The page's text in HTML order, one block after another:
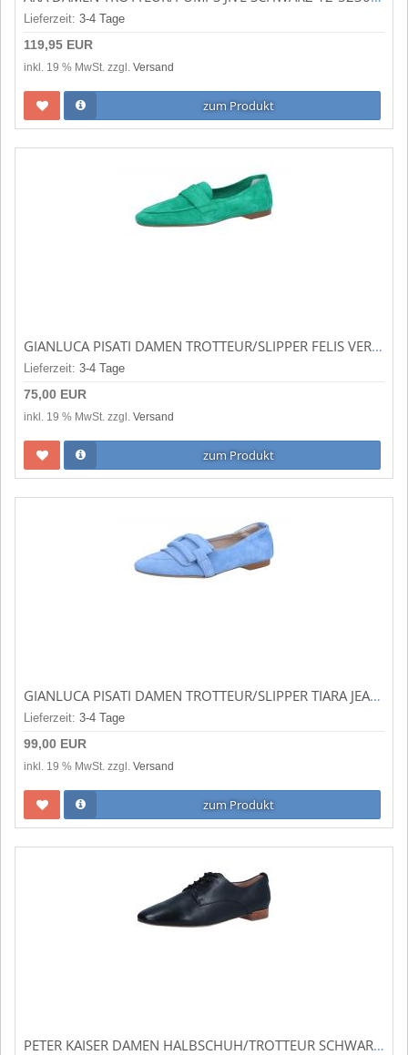
Lieferzeit: 3-4 Tage
119,95 EUR
inkl. 19 % MwSt. zzgl. Versand
zum Produkt
GIANLUCA PISATI DAMEN TROTTEUR/SLIPPER FELIS VERDE (GRÜN) ABETE VERDE
Lieferzeit: 3-4 Tage
75,00 EUR
inkl. 19 % MwSt. zzgl. Versand
zum Produkt
GIANLUCA PISATI DAMEN TROTTEUR/SLIPPER TIARA JEANS (BLAU) TIAVA JEANS
Lieferzeit: 3-4 Tage
99,00 EUR
inkl. 19 % MwSt. zzgl. Versand
zum Produkt
PETER KAISER DAMEN HALBSCHUH/TROTTEUR SCHWARZ 9-73240-44-022